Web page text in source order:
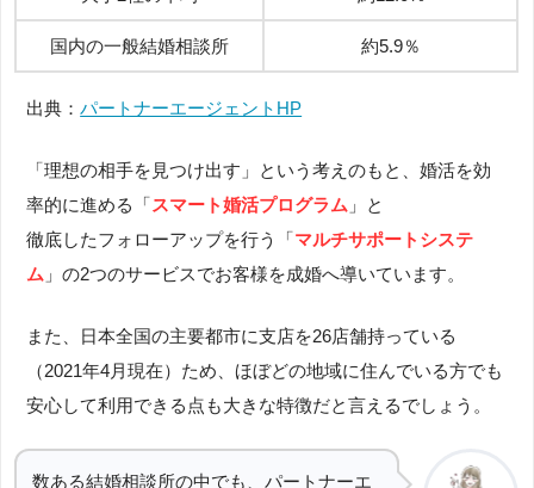
国内の一般結婚相談所 約5.9％
出典：パートナーエージェントHP
「理想の相手を見つけ出す」という考えのもと、婚活を効
率的に進める「スマート婚活プログラム 」と
徹底したフォローアップを行う「マルチサポートシステ
ム 」の2つのサービスでお客様を成婚へ導いています。
また、日本全国の主要都市に支店を26店舗持っている
（2021年4月現在）ため、ほぼどの地域に住んでいる方でも
安心して利用できる点も大きな特徴だと言えるでしょう。
数ある結婚相談所の中でも、パートナーエ